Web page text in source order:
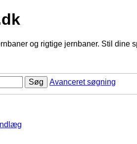
og rigtige jernbaner. Stil dine
Søg Avanceret søgning